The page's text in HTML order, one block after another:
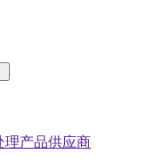
理产品供应商